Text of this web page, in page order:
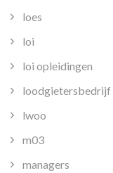
loes
loi
loi opleidingen
loodgietersbedrijf
lwoo
m03
managers